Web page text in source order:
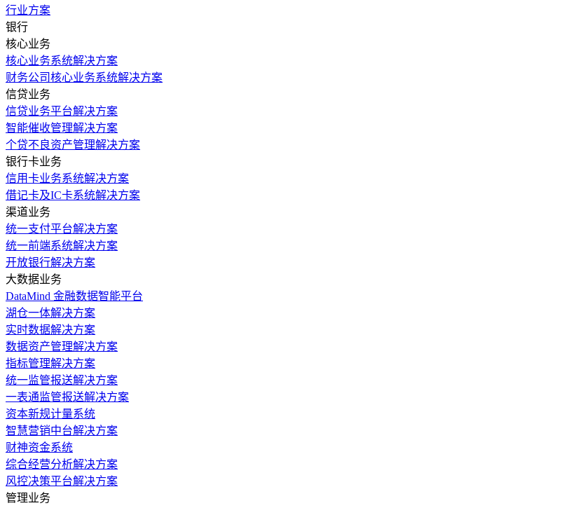
行业方案
银行
核心业务
核心业务系统解决方案
财务公司核心业务系统解决方案
信贷业务
信贷业务平台解决方案
智能催收管理解决方案
个贷不良资产管理解决方案
银行卡业务
信用卡业务系统解决方案
借记卡及IC卡系统解决方案
渠道业务
统一支付平台解决方案
统一前端系统解决方案
开放银行解决方案
大数据业务
DataMind 金融数据智能平台
湖仓一体解决方案
实时数据解决方案
数据资产管理解决方案
指标管理解决方案
统一监管报送解决方案
一表通监管报送解决方案
资本新规计量系统
智慧营销中台解决方案
财神资金系统
综合经营分析解决方案
风控决策平台解决方案
管理业务